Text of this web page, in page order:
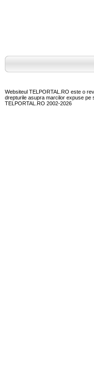
Websiteul TELPORTAL.RO este o
drepturile asupra marcilor expuse pe
TELPORTAL.RO 2002-2026